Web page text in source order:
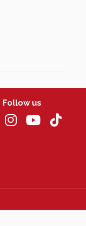
Follow us